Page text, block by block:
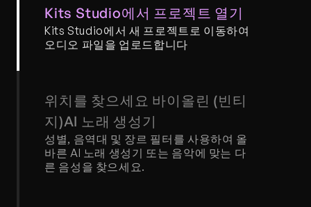
Kits Studio에서 프로젝트 열기
Kits Studio에서 새 프로젝트로 이동하여
오디오 파일을 업로드합니다
위치를 찾으세요 바이올린 (빈티
지)AI 노래 생성기
성별, 음역대 및 장르 필터를 사용하여 올
바른 AI 노래 생성기 또는 음악에 맞는 다
른 음성을 찾으세요.